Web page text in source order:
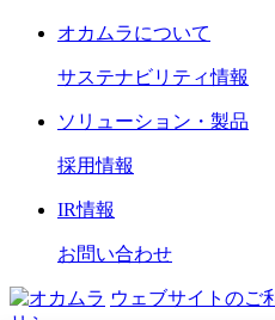
オカムラについて
サステナビリティ情報
ソリューション・製品
採用情報
IR情報
お問い合わせ
ウェブサイトのご